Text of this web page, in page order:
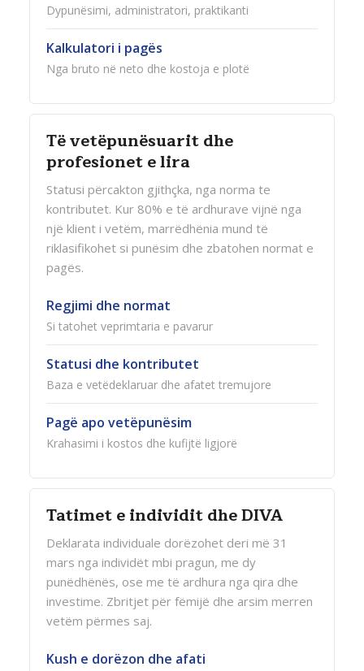
Dypunësimi, administratori, praktikanti
Kalkulatori i pagës
Nga bruto në neto dhe kostoja e plotë
Të vetëpunësuarit dhe
profesionet e lira
Statusi përcakton gjithçka, nga norma te
kontributet. Kur 80% e të ardhurave vijnë nga
një klient i vetëm, marrëdhënia mund të
riklasifikohet si punësim dhe zbatohen normat e
pagës.
Regjimi dhe normat
Si tatohet veprimtaria e pavarur
Statusi dhe kontributet
Baza e vetëdeklaruar dhe afatet tremujore
Pagë apo vetëpunësim
Krahasimi i kostos dhe kufijtë ligjorë
Tatimet e individit dhe DIVA
Deklarata individuale dorëzohet deri më 31
mars nga individët mbi pragun, me dy
punëdhënës, ose me të ardhura nga qira dhe
investime. Zbritjet për fëmijë dhe arsim merren
vetëm përmes saj.
Kush e dorëzon dhe afati